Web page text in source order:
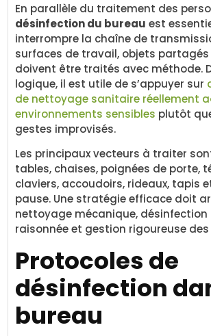
En parallèle du traitement des
désinfection du bureau est
interrompre la chaîne de
surfaces de travail, objets
doivent être traités avec méthode.
logique, il est utile de s’appuyer sur
de nettoyage sanitaire réellement
environnements sensibles plutôt
gestes improvisés.
Les principaux vecteurs à traiter
tables, chaises, poignées de porte,
claviers, accoudoirs, rideaux, tapis
pause. Une stratégie efficace doit
nettoyage mécanique, désinfection
raisonnée et gestion rigoureuse
Protocoles de
désinfection
bureau